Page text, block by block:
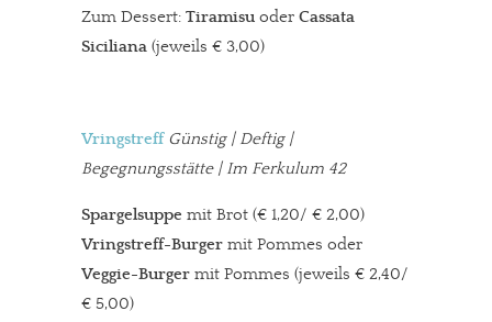
Zum Dessert: Tiramisu oder Cassata
Siciliana (jeweils € 3,00)
Vringstreff Günstig | Deftig |
Begegnungsstätte | Im Ferkulum 42
Spargelsuppe mit Brot (€ 1,20/ € 2,00)
Vringstreff-Burger mit Pommes oder
Veggie-Burger mit Pommes (jeweils € 2,40/
€ 5,00)